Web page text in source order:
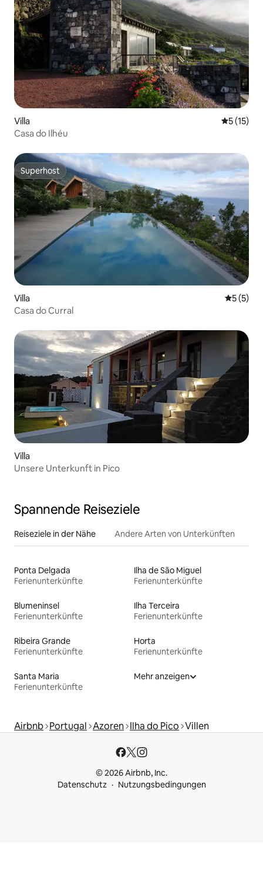
Villa
5 (15)
Casa do Ilhéu
Superhost
Superhost
Villa
5 (5)
Casa do Curral
Villa
Unsere Unterkunft in Pico
Spannende Reiseziele
Reiseziele in der Nähe Andere Arten von Unterkünften
Ponta Delgada
Ferienunterkünfte
Ilha de São Miguel
Ferienunterkünfte
Blumeninsel
Ferienunterkünfte
Ilha Terceira
Ferienunterkünfte
Ribeira Grande
Ferienunterkünfte
Horta
Ferienunterkünfte
Santa Maria
Ferienunterkünfte
Mehr anzeigen
Airbnb Portugal Azoren Ilha do Pico Villen
© 2026 Airbnb, Inc.
Datenschutz
Nutzungsbedingungen